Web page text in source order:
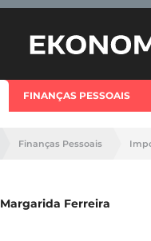
FINANÇAS PESSOAIS
Finanças Pessoais
Margarida Ferreira